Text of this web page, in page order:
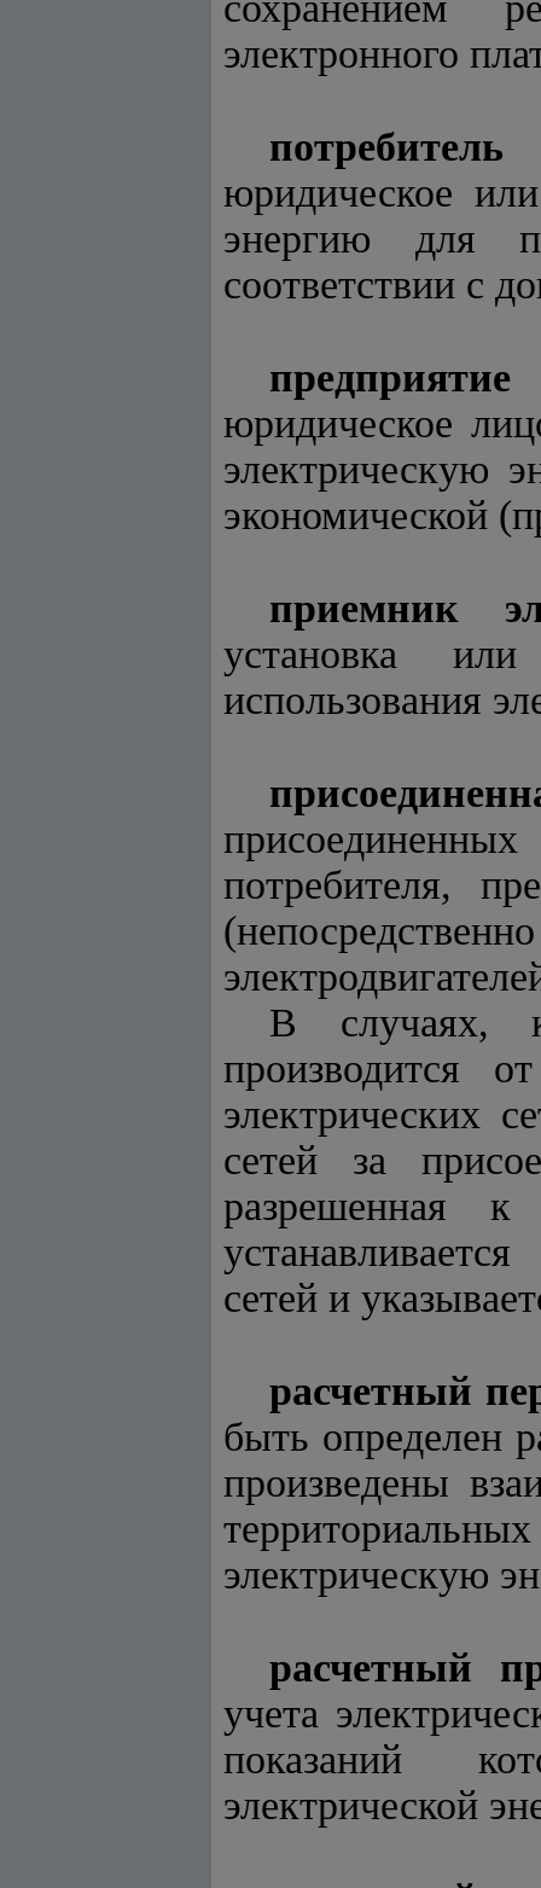
электронного
юридическое
энергию для
соответствии с
юридическое
электрическую
экономической
приемник
установка
использования
потребителя,
В случаях,
производится
электрических
сетей за
разрешенная к
сетей и
расчетный
быть определен
произведены
электрическую
расчетный
учета
показаний
электрической